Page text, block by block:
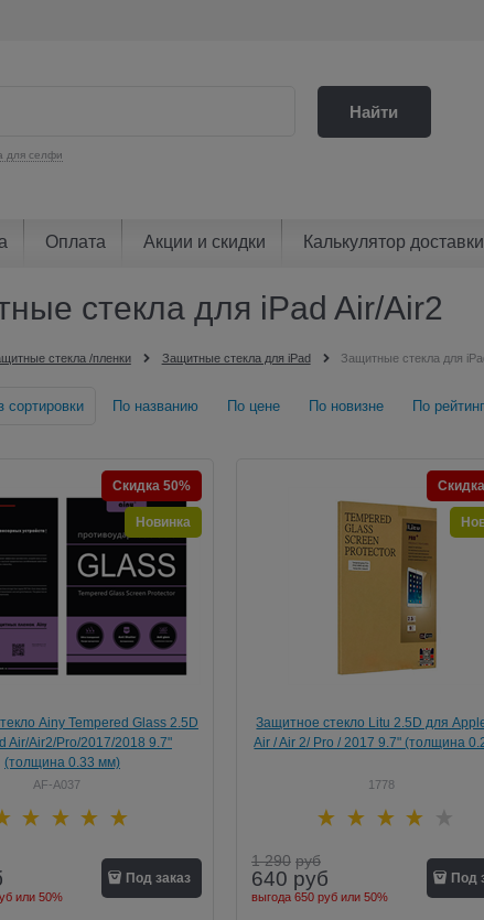
для селфи
Найти
Оплата Акции и скидки Калькулятор доставки
стекла для iPad Air/Air2
стекла /пленки Защитные стекла для iPad Защитные стекла для
сортировки По названию По цене По новизне По
Ainy Tempered Glass 2.5D
Air/Air2/Pro/2017/2018 9.7"
(толщина 0.33 мм)
AF-A037
Скидка 50%
Новинка
или 50%
Под заказ
Защитное стекло Litu 2.5D для
Air / Air 2/ Pro / 2017 9.7" (толщина
1778
1 290 руб
640 руб
выгода 650 рубили 50%
Под